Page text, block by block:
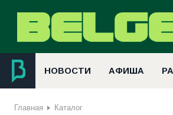
НОВОСТИ АФИША
Главная Каталог